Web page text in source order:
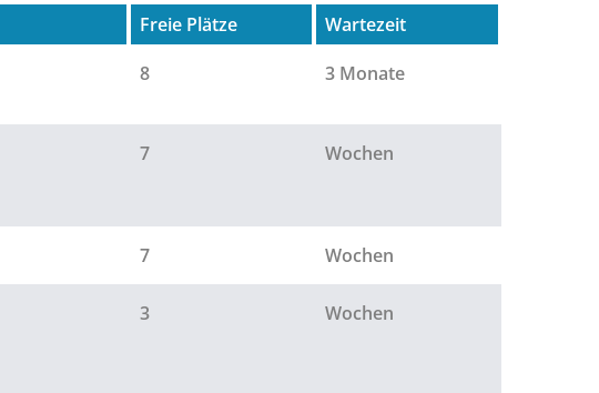
Freie Plätze
Wartezeit
8 3 Monate
7 Wochen
7 Wochen
3 Wochen